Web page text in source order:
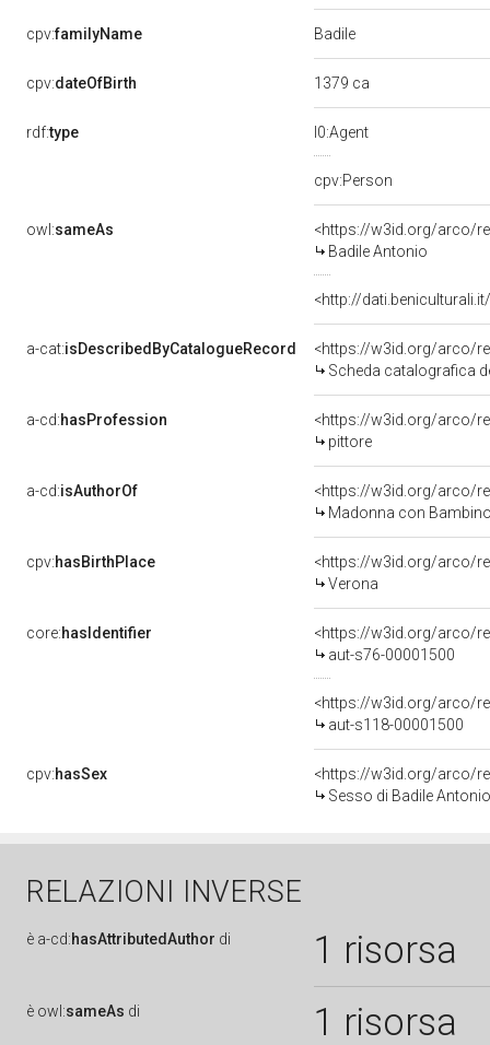
cpv:familyName Badile
cpv:dateOfBirth 1379 ca
rdf:type l0:Agent
cpv:Person
owl:sameAs
<https://w3id.org/arco/
Badile Antonio
<http://
a-cat:isDescribedByCatalogueRecord
<https://w3id.org/arco/
Scheda catalografica
a-cd:hasProfession
<https://w3id.org/arco/
pittore
a-cd:isAuthorOf
<https://w3id.org/arco/
Madonna con
cpv:hasBirthPlace
<https://w3id.org/arco/
Verona
core:hasIdentifier
<https://w3id.org/arco/
aut-s76-00001500
<https://w3id.org/arco/
aut-s118-00001500
cpv:hasSex
<https://w3id.org/arco/
Sesso di Badile
RELAZIONI INVERSE
è a-cd:hasAttributedAuthor di 1 risorsa
è owl:sameAs di 1 risorsa